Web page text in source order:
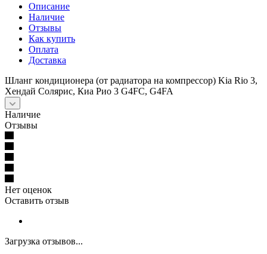
Описание
Наличие
Отзывы
Как купить
Оплата
Доставка
Шланг кондиционера (от радиатора на компрессор) Kia Rio 3,
Хендай Солярис, Киа Рио 3 G4FC, G4FA
Наличие
Отзывы
Нет оценок
Оставить отзыв
Загрузка отзывов...